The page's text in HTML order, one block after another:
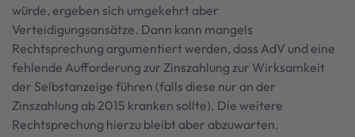
würde, ergeben sich umgekehrt aber
Verteidigungsansätze. Dann kann mangels
Rechtsprechung argumentiert werden, dass AdV und eine
fehlende Aufforderung zur Zinszahlung zur Wirksamkeit
der Selbstanzeige führen (falls diese nur an der
Zinszahlung ab 2015 kranken sollte). Die weitere
Rechtsprechung hierzu bleibt aber abzuwarten.